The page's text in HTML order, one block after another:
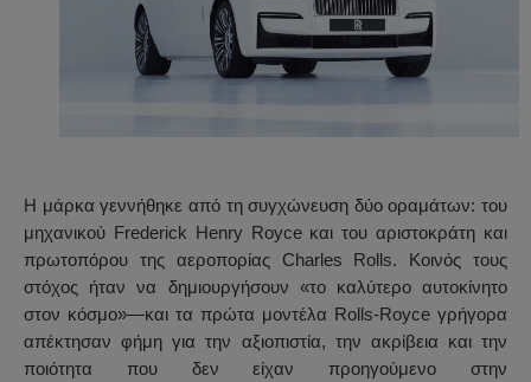
Η μάρκα γεννήθηκε από τη συγχώνευση δύο οραμάτων: του
μηχανικού Frederick Henry Royce και του αριστοκράτη και
πρωτοπόρου της αεροπορίας Charles Rolls. Κοινός τους
στόχος ήταν να δημιουργήσουν «το καλύτερο αυτοκίνητο
στον κόσμο»—και τα πρώτα μοντέλα Rolls-Royce γρήγορα
απέκτησαν φήμη για την αξιοπιστία, την ακρίβεια και την
ποιότητα που δεν είχαν προηγούμενο στην